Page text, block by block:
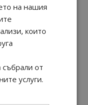
Пловдив, градът на
Перник – град на
вдъхновяващите...
на нашия
които
събрали от
услуги.